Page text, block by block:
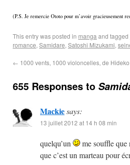
(P.S. Je remercie Ototo pour m’avoir gracieusement
This entry was posted in manga and tagged
romance, Samidare, Satoshi Mizukami,
← 1000 vents, 1000 violoncelles, de
655 Responses to
Mackiesays:
13 juillet 2012 at 14 h 08 min
quelqu’un
me souffle que
que c’est un marteau pour